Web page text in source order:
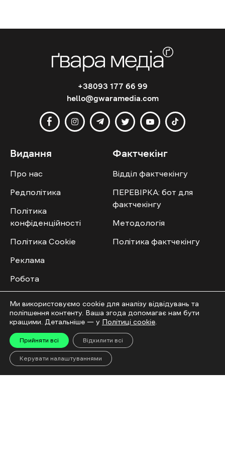
+38093 177 66 99
hello@gwaramedia.com
Видання
Про нас
Редполітика
Політика
конфіденційності
Політика Cookie
Реклама
Робота
Всі теми
Публічний договір
Фактчекінг
Відділ фактчекінгу
ПЕРЕВІРКА: бот для
фактчекінгу
Методологія
Політика фактчекінгу
Мультимедіа
Ми використовуємо cookie для аналізу відвідувань та
поліпшення контенту. Ваша згода допомагає нам бути
кращими. Детальніше — у Політиці cookie
Прийняти всі Відхилити всі
Керувати налаштуваннями